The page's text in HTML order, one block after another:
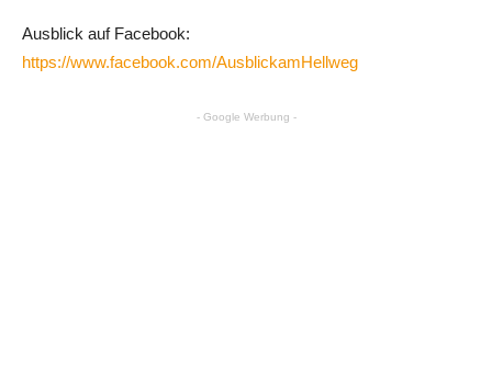
Ausblick auf Facebook:
https://www.facebook.com/AusblickamHellweg
- Google Werbung -